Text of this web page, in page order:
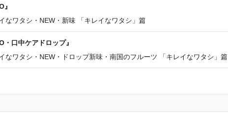
なワタシ・NEW・新味 「キレイなワタシ」篇
口中ケアドロップ』
なワタシ・NEW・ドロップ新味・南国のフルーツ 「キレイなワタシ」篇